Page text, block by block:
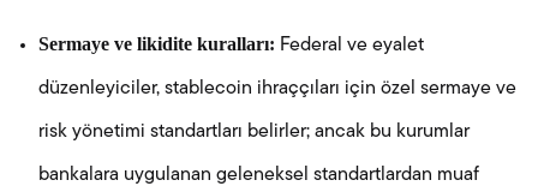
Sermaye ve likidite kuralları: Federal ve eyalet
düzenleyiciler, stablecoin ihraççıları için özel sermaye ve
risk yönetimi standartları belirler; ancak bu kurumlar
bankalara uygulanan geleneksel standartlardan muaf